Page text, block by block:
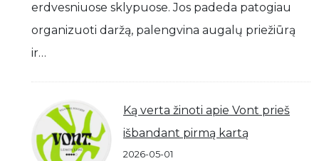
erdvesniuose sklypuose. Jos padeda patogiau
organizuoti daržą, palengvina augalų priežiūrą
ir…
Ką verta žinoti apie Vont prieš
išbandant pirmą kartą
2026-05-01